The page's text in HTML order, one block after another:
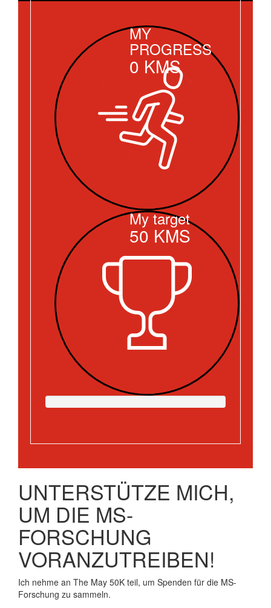
MY
PROGRESS
0 KMS
My target
50 KMS
UNTERSTÜTZE MICH,
UM DIE MS-
FORSCHUNG
VORANZUTREIBEN!
Ich nehme an The May 50K teil, um Spenden für die MS-
Forschung zu sammeln.